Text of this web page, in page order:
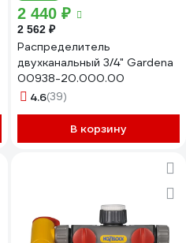
2 440 ₽
2 562 ₽
Распределитель
двухканальный 3/4" Gardena
00938-20.000.00
4.6(39)
В корзину